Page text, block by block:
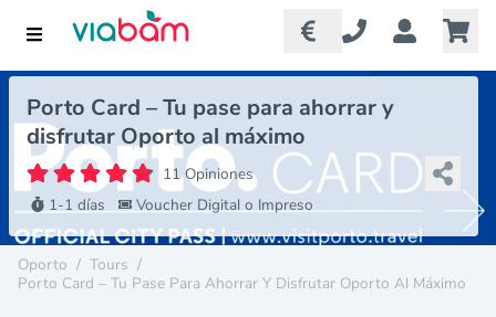
Porto Card – Tu pase para ahorrar y
disfrutar Oporto al máximo
11 Opiniones
1-1 días
Voucher Digital o Impreso
Oporto / Tours /
Porto Card – Tu Pase Para Ahorrar Y Disfrutar Oporto Al Máximo